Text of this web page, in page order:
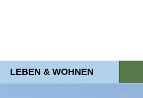
LEBEN & WOHNEN